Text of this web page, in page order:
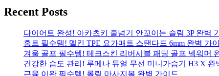
Recent Posts
다이어트 완성! 아카츠키 줄넘기 안꼬이는 슬림 3P 완벽
홈트 필수템! 멜킨 TPE 요가매트 스탠다드 6mm 완벽 가
겨울 골프 필수템! 테크스킨 리버시블 패딩 골프 넥워머
건강한 습도 관리! 루메나 듀얼 무선 미니가습기 H3 X 완
근육 이완 필수템! 롤링 마사지볼 완벽 가이드